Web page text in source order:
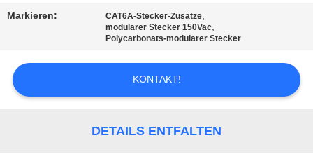
POLICY
Markieren: CAT6A-Stecker-Zusätze,
modularer Stecker 150Vac,
Polycarbonats-modularer Stecker
KONTAKT!
DETAILS ENTFALTEN